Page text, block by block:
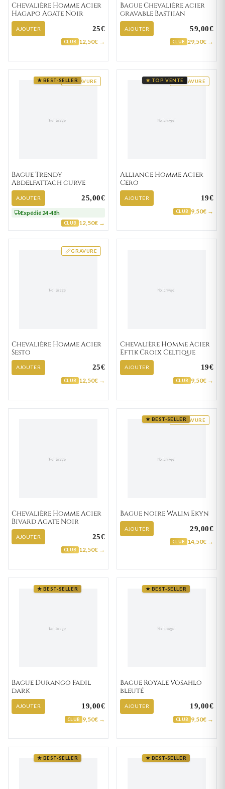
Chevalière Homme Acier
Hagapo Agate Noir
AJOUTER 25€
CLUB 12,50€ →
Bague Chevalière acier
gravable Bastiian
AJOUTER 59,00€
CLUB 29,50€ →
GRAVURE
★ BEST-SELLER
Bague Trendy
Abdelfattach curve
AJOUTER 25,00€
Expédié 24-48h
CLUB 12,50€ →
GRAVURE
★ TOP VENTE
Alliance Homme Acier
Cero
AJOUTER 19€
CLUB 9,50€ →
GRAVURE
Chevalière Homme Acier
Sesto
AJOUTER 25€
CLUB 12,50€ →
Chevalière Homme Acier
Eftik Croix Celtique
AJOUTER 19€
CLUB 9,50€ →
Chevalière Homme Acier
Bivard Agate Noir
AJOUTER 25€
CLUB 12,50€ →
GRAVURE
★ BEST-SELLER
Bague noire Walim Ekyn
AJOUTER 29,00€
CLUB 14,50€ →
★ BEST-SELLER
Bague Durango Fadil
dark
AJOUTER 19,00€
CLUB 9,50€ →
★ BEST-SELLER
Bague Royale Vosahlo
bleuté
AJOUTER 19,00€
CLUB 9,50€ →
★ BEST-SELLER ★ BEST-SELLER